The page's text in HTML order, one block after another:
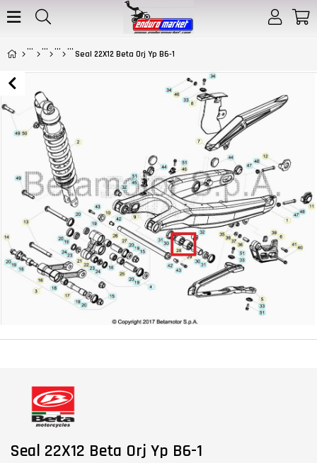
Seal 22X12 Beta Orj Yp B6-1
Seal 22X12 Beta Orj Yp B6-1